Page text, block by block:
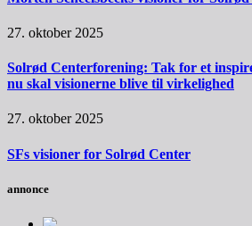
27. oktober 2025
Solrød Centerforening: Tak for et
nu skal visionerne blive til virkelighed
27. oktober 2025
SFs visioner for Solrød Center
annonce